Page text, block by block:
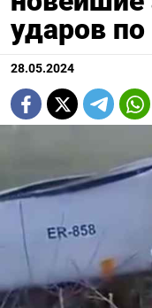
ударов
28.05.2024